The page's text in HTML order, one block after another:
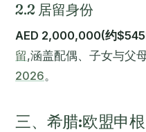
2.2 居留身份
AED 2,000,000(约
留,涵盖配偶、子女与父
2026。
三、希腊:欧盟申